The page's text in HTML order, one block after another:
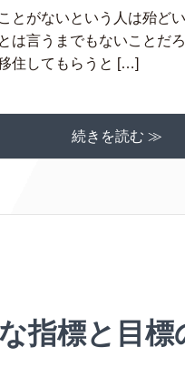
とがないという人は殆ど
は言うまでもないことだ
住してもらうと […]
続きを読む ≫
指標と目標